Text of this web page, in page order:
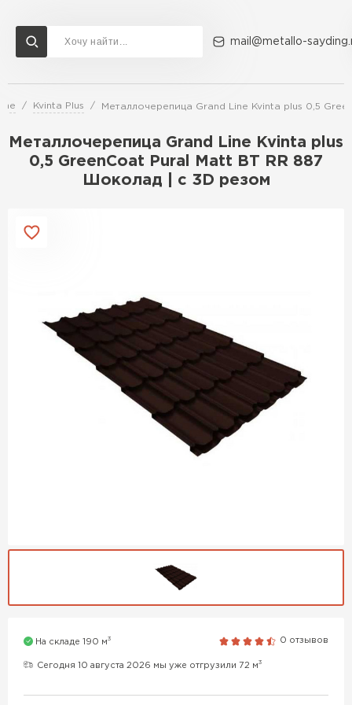
mail@metallo-
Kvinta Plus Металлочерепица Grand Line Kvinta plus 0,5
Металлочерепица Grand Line Kvinta plus
0,5 GreenCoat Pural Matt BT RR 887
Шоколад | c 3D резом
На складе 190 м3 0 отзывов
Сегодня 10 августа 2026 мы уже отгрузили 72 м3
Доставка и оплата Акции О компании Контакты
Перейти в каталог